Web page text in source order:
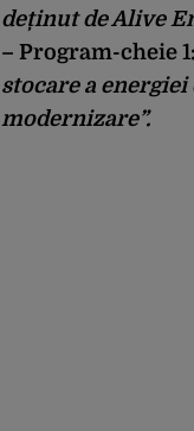
deținut de Alive
– Program-cheie 1:
stocare a
modernizare”.